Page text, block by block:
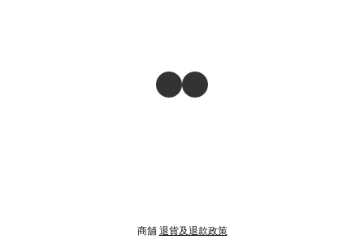
商舖 退貨及退款政策